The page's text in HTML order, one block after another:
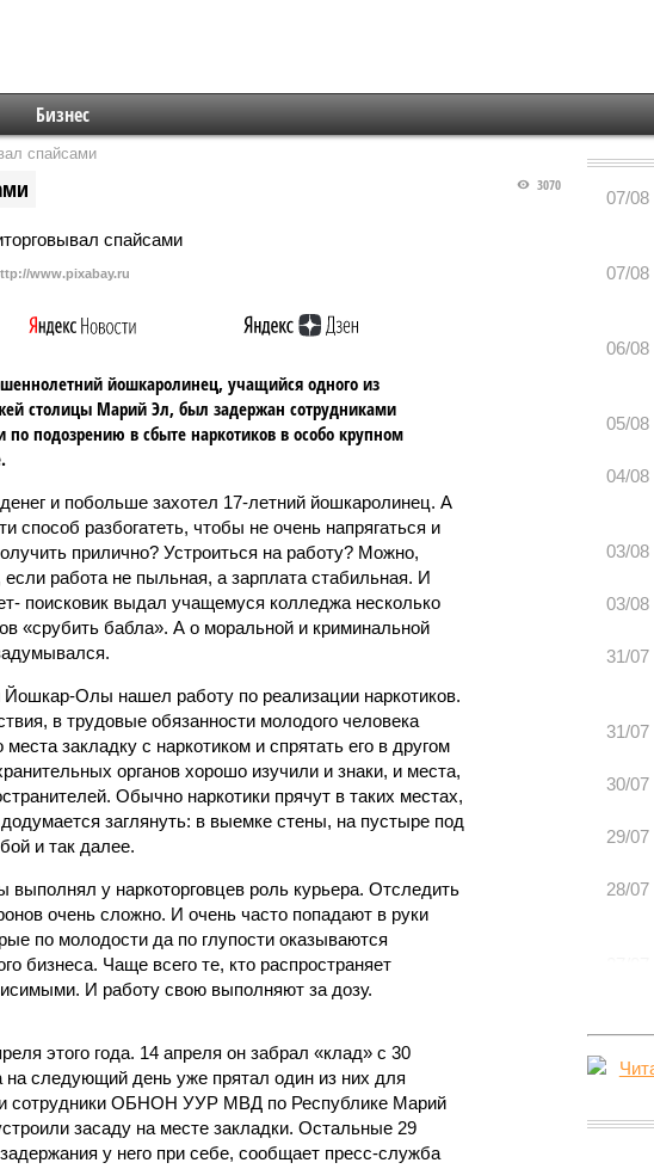
Бизнес
спайсами
3070
www.pixabay.ru
йошкаролинец, учащийся одного из
столицы Марий Эл, был задержан сотрудниками
по подозрению в сбыте наркотиков в особо крупном
и побольше захотел 17-летний йошкаролинец. А
способ разбогатеть, чтобы не очень напрягаться и
прилично? Устроиться на работу? Можно,
если работа не пыльная, а зарплата стабильная. И
поисковик выдал учащемуся колледжа несколько
«срубить бабла». А о моральной и криминальной
Олы нашел работу по реализации наркотиков.
в трудовые обязанности молодого человека
закладку с наркотиком и спрятать его в другом
органов хорошо изучили и знаки, и места,
Обычно наркотики прячут в таких местах,
заглянуть: в выемке стены, на пустыре под
и так далее.
у наркоторговцев роль курьера. Отследить
очень сложно. И очень часто попадают в руки
по молодости да по глупости оказываются
бизнеса. Чаще всего те, кто распространяет
И работу свою выполняют за дозу.
этого года. 14 апреля он забрал «клад» с 30
на следующий день уже прятал один из них для
сотрудники ОБНОН УУР МВД по Республике Марий
засаду на месте закладки. Остальные 29
у него при себе, сообщает пресс-служба
07/08
07/08
06/08
05/08
04/08
03/08
03/08
31/07
31/07
30/07
29/07
28/07
27/07